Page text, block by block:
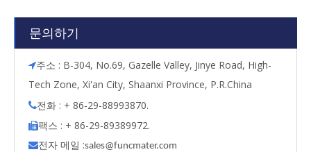
문의하기
주소 : B-304, No.69, Gazelle Valley, Jinye Road, High-
Tech Zone, Xi'an City, Shaanxi Province, P.R.China
전화 : + 86-29-88993870.
팩스 : + 86-29-89389972.
전자 메일 :sales@funcmater.com